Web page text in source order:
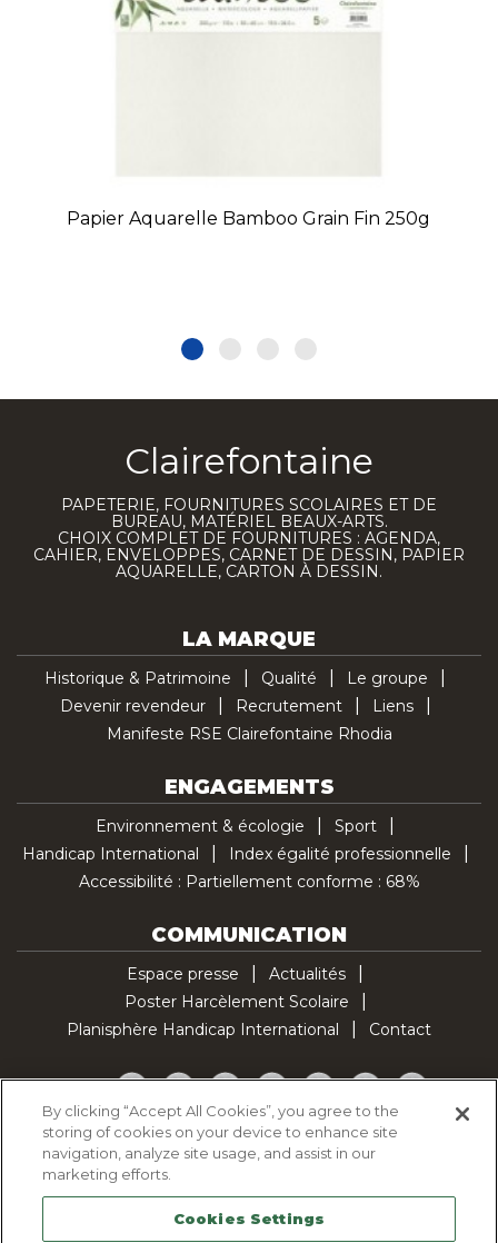
Papier Aquarelle Bamboo Grain Fin 250g
Clairefontaine
PAPETERIE, FOURNITURES SCOLAIRES ET DE
BUREAU, MATÉRIEL BEAUX-ARTS.
CHOIX COMPLET DE FOURNITURES : AGENDA,
CAHIER, ENVELOPPES, CARNET DE DESSIN, PAPIER
AQUARELLE, CARTON À DESSIN.
LA MARQUE
Historique & Patrimoine Qualité
Le groupe
Devenir revendeur
Recrutement
Liens
Manifeste RSE Clairefontaine Rhodia
ENGAGEMENTS
Environnement & écologie
Sport
Handicap International
Index égalité professionnelle
Accessibilité : Partiellement conforme : 68%
COMMUNICATION
Espace presse
Actualités
Poster Harcèlement Scolaire
Planisphère Handicap International
Contact
Facebook
TwitterYouTubePinterestInstagramLinkedInTikTok
Politique d'utilisation des cookies
Politique de confidentialité
Mentions légales
Plan du site
By clicking “Accept All Cookies”, you agree to the
storing of cookies on your device to enhance site
navigation, analyze site usage, and assist in our
marketing efforts.
Cookies Settings